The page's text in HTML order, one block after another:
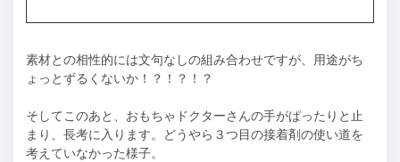
素材との相性的には文句なしの組み合わせですが、用途がち
ょっとずるくないか！？！？！？
そしてこのあと、おもちゃドクターさんの手がぱったりと止
まり、長考に入ります。どうやら３つ目の接着剤の使い道を
考えていなかった様子。